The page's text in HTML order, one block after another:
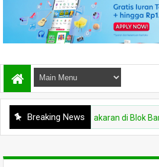
Breaking News
LUMAJANG Kebakaran di Blok